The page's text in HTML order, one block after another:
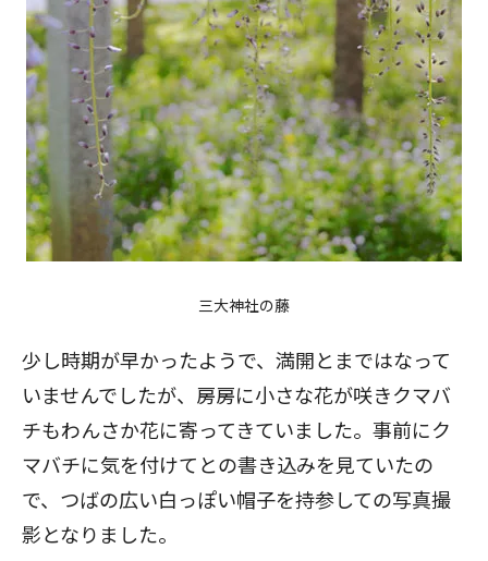
三大神社の藤
少し時期が早かったようで、満開とまではなって
いませんでしたが、房房に小さな花が咲きクマバ
チもわんさか花に寄ってきていました。事前にク
マバチに気を付けてとの書き込みを見ていたの
で、つばの広い白っぽい帽子を持参しての写真撮
影となりました。